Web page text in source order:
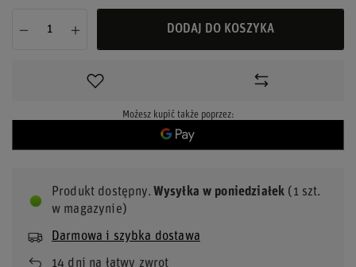
DODAJ DO KOSZYKA
Możesz kupić także poprzez:
Produkt dostępny Wysyłkaw poniedziałek (1 szt.
w magazynie)
Darmowa i szybka dostawa
14 dni na łatwy zwrot